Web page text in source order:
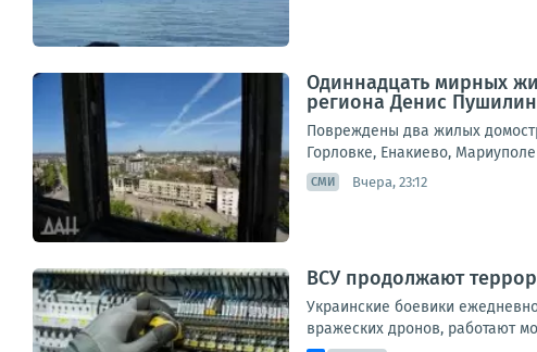
Одиннадцать мирных
региона Денис Пушилин
Повреждены два жилых
Горловке, Енакиево,
СМИ Вчера, 23:12
ВСУ продолжают
Украинские боевики
вражеских дронов, работают